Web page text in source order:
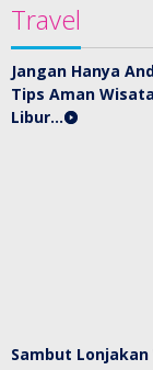
Travel
Jangan Hanya
Tips Aman
Libur…
Sambut